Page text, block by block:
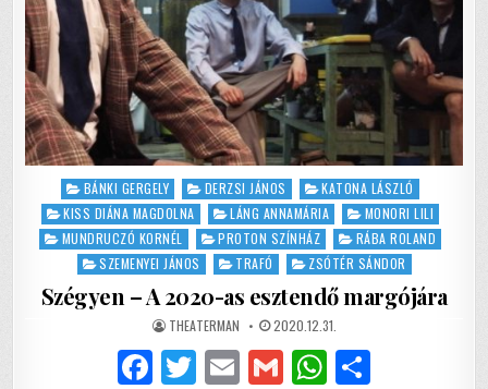
Posted
in
BÁNKI GERGELY DERZSI JÁNOS
KATONA LÁSZLÓ
KISS DIÁNA MAGDOLNA
LÁNG ANNAMÁRIA
MONORI LILI
MUNDRUCZÓ KORNÉL
PROTON SZÍNHÁZ
RÁBA ROLAND
SZEMENYEI JÁNOS
TRAFÓ ZSÓTÉR SÁNDOR
Szégyen – A 2020-as esztendő margójára
AUTHOR:
THEATERMAN PUBLISHED
DATE:
2020.12.31.
F T E G W